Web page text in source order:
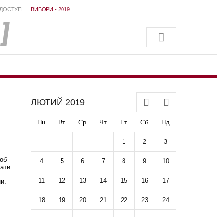
ДОСТУП ВИБОРИ - 2019
ЛЮТИЙ 2019
Пн Вт Ср Чт Пт Сб Нд
1 2 3
4 5 6 7 8 9 10
11 12 13 14 15 16 17
18 19 20 21 22 23 24